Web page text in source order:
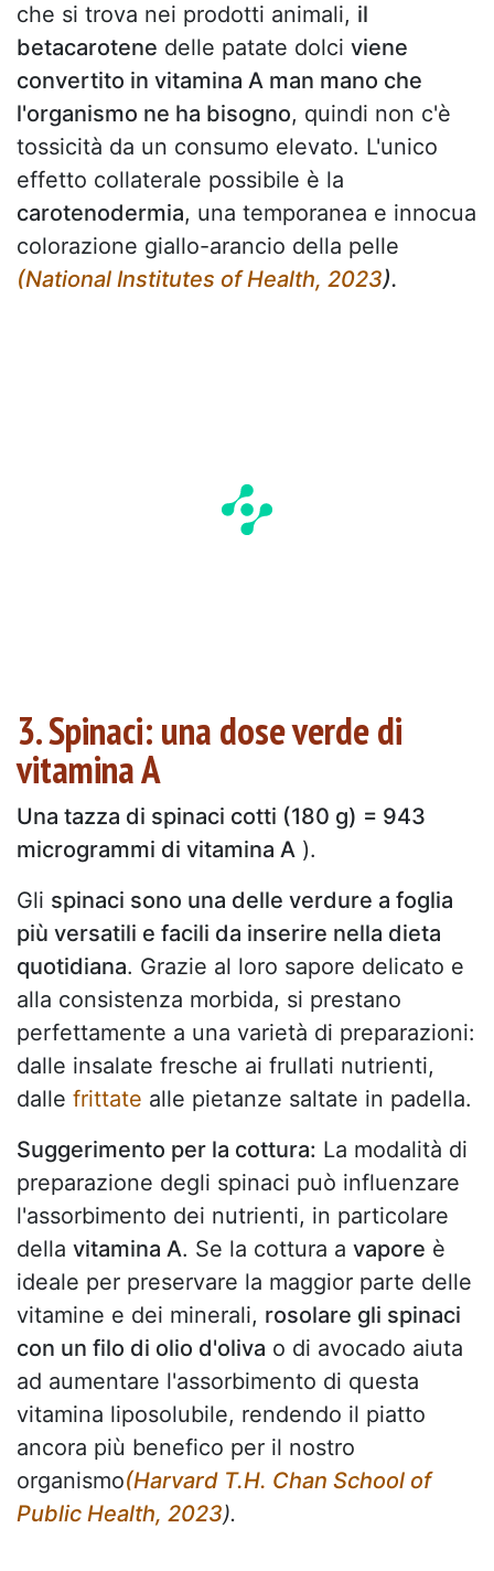
che si trova nei prodotti animali, il
betacarotene delle patate dolci viene
convertito in vitamina A man mano che
l'organismo ne ha bisogno, quindi non c'è
tossicità da un consumo elevato. L'unico
effetto collaterale possibile è la
carotenodermia, una temporanea e innocua
colorazione giallo-arancio della pelle
(National Institutes of Health, 2023).
3. Spinaci: una dose verde di
vitamina A
Una tazza di spinaci cotti (180 g) = 943
microgrammi di vitamina A ).
Gli spinaci sono una delle verdure a foglia
più versatili e facili da inserire nella dieta
quotidiana. Grazie al loro sapore delicato e
alla consistenza morbida, si prestano
perfettamente a una varietà di preparazioni:
dalle insalate fresche ai frullati nutrienti,
dalle frittate alle pietanze saltate in padella.
Suggerimento per la cottura: La modalità di
preparazione degli spinaci può influenzare
l'assorbimento dei nutrienti, in particolare
della vitamina A. Se la cottura a vapore è
ideale per preservare la maggior parte delle
vitamine e dei minerali, rosolare gli spinaci
con un filo di olio d'oliva o di avocado aiuta
ad aumentare l'assorbimento di questa
vitamina liposolubile, rendendo il piatto
ancora più benefico per il nostro
organismo(Harvard T.H. Chan School of
Public Health, 2023).